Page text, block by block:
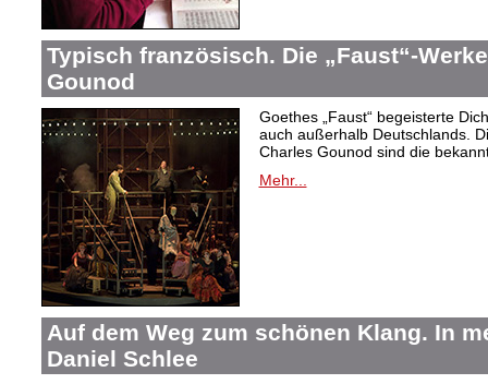
Typisch französisch. Die „Faust“-
Gounod
Goethes „Faust“ begeisterte
auch außerhalb Deutschlands.
Charles Gounod sind die
Mehr...
Auf dem Weg zum schönen Klang. In
Daniel Schlee